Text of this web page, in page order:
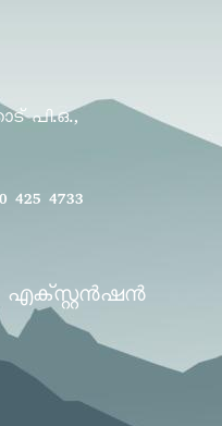
പി.ഒ.,
4733